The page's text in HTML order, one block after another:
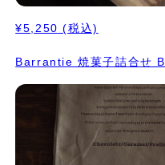
¥5,250 (税込)
Barrantie 焼菓子詰合せ B